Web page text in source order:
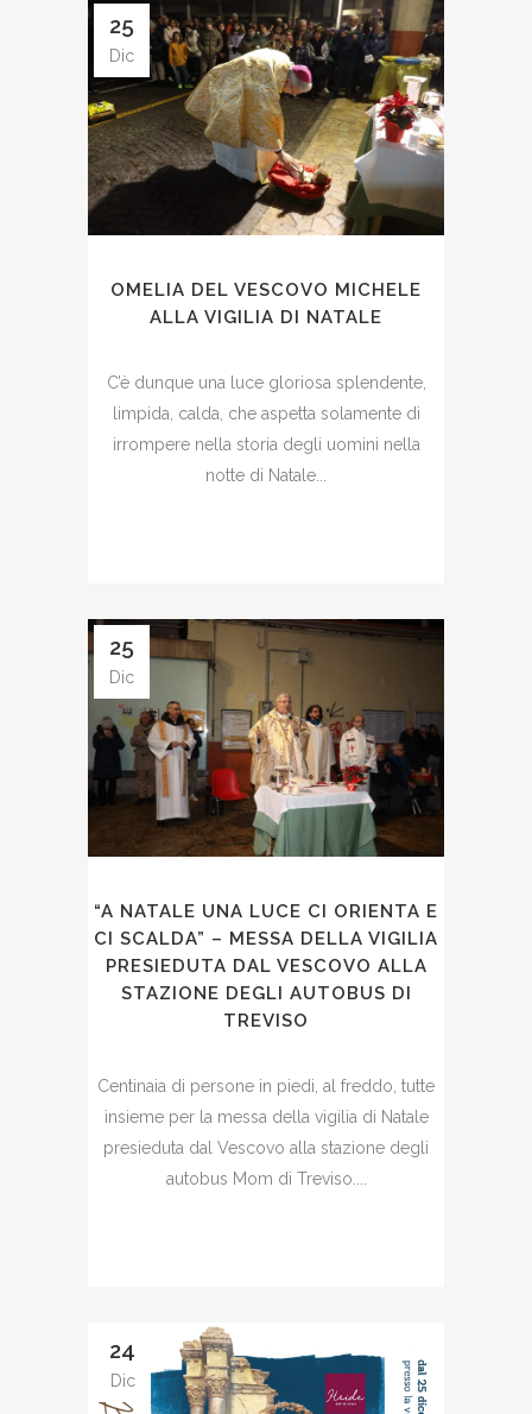
25
Dic
OMELIA DEL VESCOVO MICHELE
ALLA VIGILIA DI NATALE
C’è dunque una luce gloriosa splendente,
limpida, calda, che aspetta solamente di
irrompere nella storia degli uomini nella
notte di Natale...
25
Dic
“A NATALE UNA LUCE CI ORIENTA E
CI SCALDA” – MESSA DELLA VIGILIA
PRESIEDUTA DAL VESCOVO ALLA
STAZIONE DEGLI AUTOBUS DI
TREVISO
Centinaia di persone in piedi, al freddo, tutte
insieme per la messa della vigilia di Natale
presieduta dal Vescovo alla stazione degli
autobus Mom di Treviso....
24
Dic